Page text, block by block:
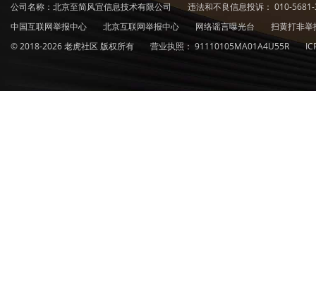
公司名称：北京至简风宜信息技术有限公司
违法和不良信息投诉： 010-
中国互联网举报中心
北京互联网举报中心 网络谣言曝光台
扫黄打非
© 2018-2026 老虎社区 版权所有
营业执照： 91110105MA01A4U55R